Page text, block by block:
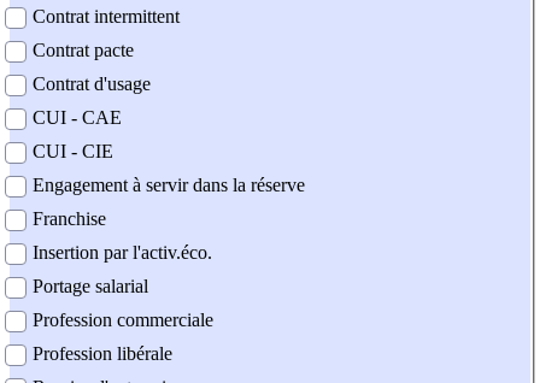
Contrat intermittent
Contrat pacte
Contrat d'usage
CUI - CAE
CUI - CIE
Engagement à servir dans la réserve
Franchise
Insertion par l'activ.éco.
Portage salarial
Profession commerciale
Profession libérale